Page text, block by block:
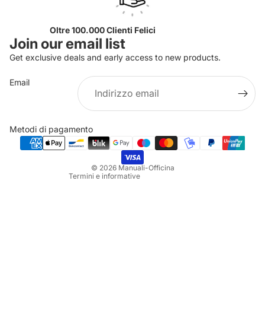
Oltre 100.000 Clienti Felici
Join our email list
Get exclusive deals and early access to new products.
Email
Metodi di pagamento
© 2026 Manuali-Officina
Termini e informative
Informativa sulla privacy
Termini e condizioni del servizio